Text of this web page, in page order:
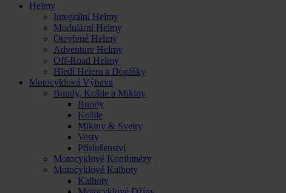
Helmy
Integrální Helmy
Modulární Helmy
Otevřené Helmy
Adventure Helmy
Off-Road Helmy
Hledí Helem a Doplňky
Motocyklová Výbava
Bundy, Košile a Mikiny
Bundy
Košile
Mikiny & Svetry
Vesty
Příslušenství
Motocyklové Kombinézy
Motocyklové Kalhoty
Kalhoty